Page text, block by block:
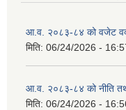
आ.व. २०८३-८४ को वजेट
मिति: 06/24/2026 -
आ.व. २०८३-८४ को नीति
मिति: 06/24/2026 -